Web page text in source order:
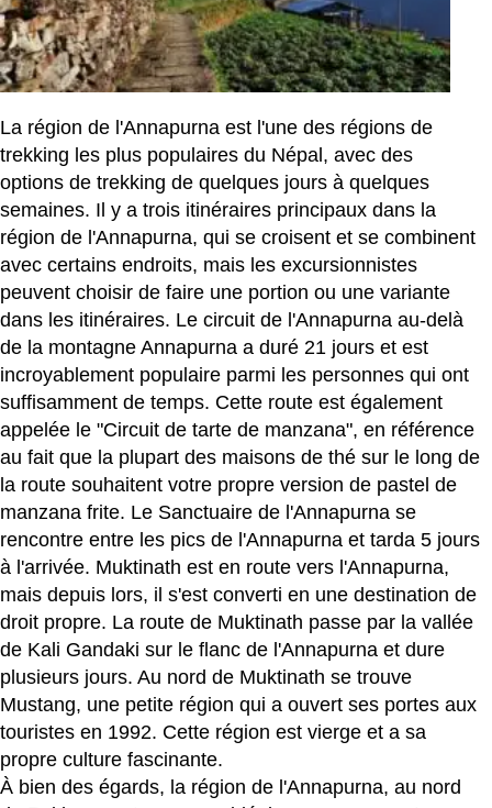
La région de l'Annapurna est l'une des régions de
trekking les plus populaires du Népal, avec des
options de trekking de quelques jours à quelques
semaines. Il y a trois itinéraires principaux dans la
région de l'Annapurna, qui se croisent et se combinent
avec certains endroits, mais les excursionnistes
peuvent choisir de faire une portion ou une variante
dans les itinéraires. Le circuit de l'Annapurna au-delà
de la montagne Annapurna a duré 21 jours et est
incroyablement populaire parmi les personnes qui ont
suffisamment de temps. Cette route est également
appelée le "Circuit de tarte de manzana", en référence
au fait que la plupart des maisons de thé sur le long de
la route souhaitent votre propre version de pastel de
manzana frite. Le Sanctuaire de l'Annapurna se
rencontre entre les pics de l'Annapurna et tarda 5 jours
à l'arrivée. Muktinath est en route vers l'Annapurna,
mais depuis lors, il s'est converti en une destination de
droit propre. La route de Muktinath passe par la vallée
de Kali Gandaki sur le flanc de l'Annapurna et dure
plusieurs jours. Au nord de Muktinath se trouve
Mustang, une petite région qui a ouvert ses portes aux
touristes en 1992. Cette région est vierge et a sa
propre culture fascinante.
À bien des égards, la région de l'Annapurna, au nord